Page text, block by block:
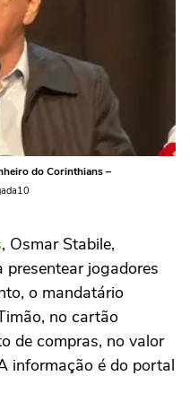
do Corinthians –
, Osmar Stabile,
presentear jogadores
o mandatário
no cartão
de compras, no valor
informação é do portal